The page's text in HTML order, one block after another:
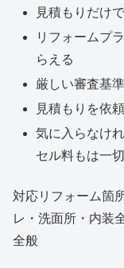
見積もりだけ
リフォームプ
らえる
厳しい審査基
見積もりを依
気に入らなけ
セル料もは一
対応リフォーム箇
レ・洗面所・内装
全般